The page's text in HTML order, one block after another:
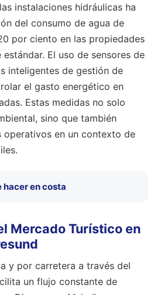
instalaciones hidráulicas ha
del consumo de agua de
por ciento en las propiedades
El uso de sensores de
inteligentes de gestión de
el gasto energético en
Estas medidas no solo
sino que también
operativos en un contexto de
hacer en costa
Mercado Turístico en
y por carretera a través del
un flujo constante de